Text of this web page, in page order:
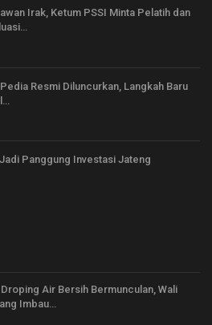
Irak, Ketum PSSI Minta Pelatih dan
Resmi Diluncurkan, Langkah Baru
Panggung Investasi Jateng
Air Bersih Bermunculan, Wali
Imbau…